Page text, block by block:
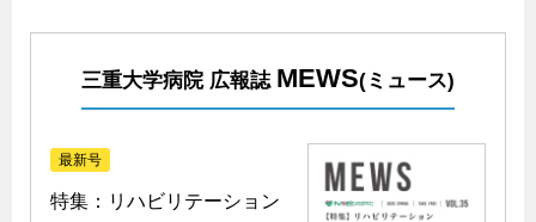
三重大学病院 広報誌 MEWS(ミュース)
最新号
特集：リハビリテーション